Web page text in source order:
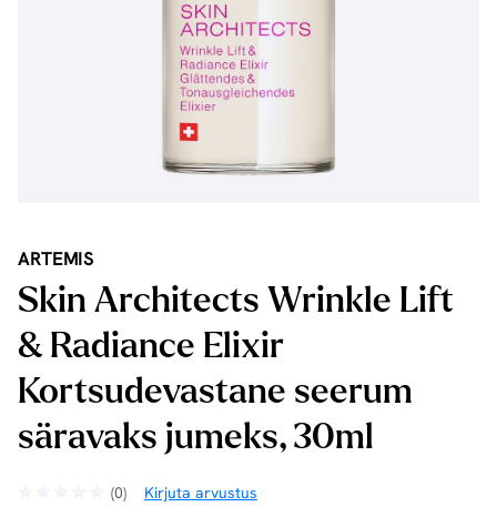
ARTEMIS
Skin Architects Wrinkle Lift
& Radiance Elixir
Kortsudevastane seerum
säravaks jumeks, 30ml
(0) Kirjuta arvustus